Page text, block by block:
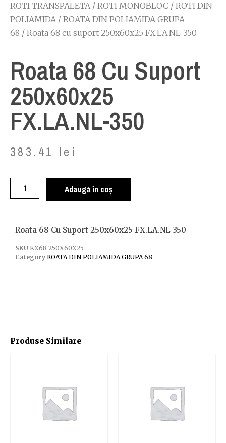
ROTI TRANSPALETA/ ROTI MONOBLOC / ROTI DIN
POLIAMIDA/ ROATA DIN POLIAMIDA GRUPA
68 / Roata 68 cu suport 250x60x25 FX.LA.NL-350
Roata 68 Cu Suport
250x60x25
FX.LA.NL-350
383.41 lei
Adaugă în coș
Produse Similare
Roata 68 Cu Suport 250x60x25 FX.LA.NL-350
SKU KX68 250X60X25
Category ROATA DIN POLIAMIDA GRUPA 68